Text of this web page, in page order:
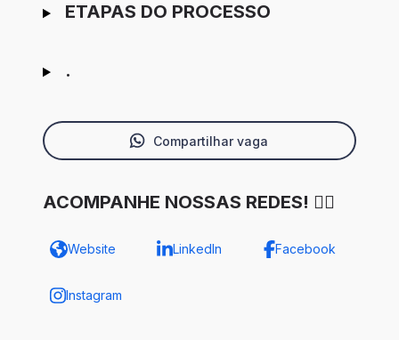
ETAPAS DO PROCESSO
.
Compartilhar vaga
ACOMPANHE NOSSAS REDES! ✌🏾
Website LinkedIn Facebook
Instagram